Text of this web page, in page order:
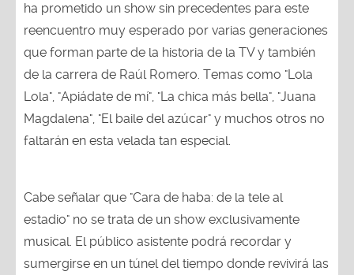
ha prometido un show sin precedentes para este
reencuentro muy esperado por varias generaciones
que forman parte de la historia de la TV y también
de la carrera de Raúl Romero. Temas como "Lola
Lola", "Apiádate de mí", "La chica más bella", "Juana
Magdalena", "El baile del azúcar" y muchos otros no
faltarán en esta velada tan especial.
Cabe señalar que "Cara de haba: de la tele al
estadio" no se trata de un show exclusivamente
musical. El público asistente podrá recordar y
sumergirse en un túnel del tiempo donde revivirá las